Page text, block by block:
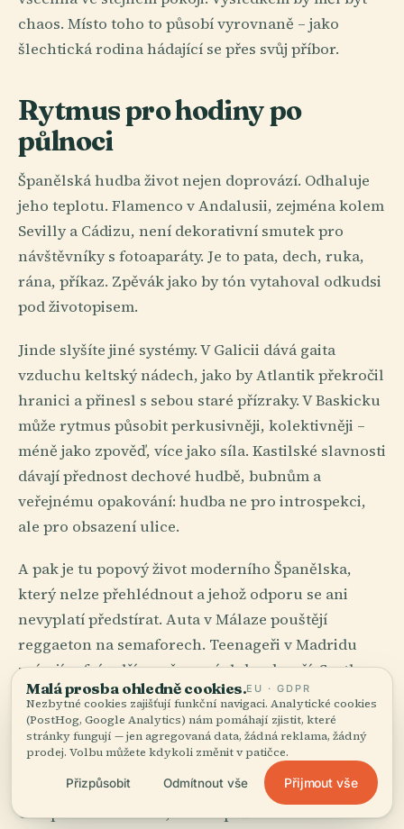
chaos. Místo toho to působí vyrovnaně – jako
šlechtická rodina hádající se přes svůj příbor.
Rytmus pro hodiny po
půlnoci
Španělská hudba život nejen doprovází. Odhaluje
jeho teplotu. Flamenco v Andalusii, zejména kolem
Sevilly a Cádizu, není dekorativní smutek pro
návštěvníky s fotoaparáty. Je to pata, dech, ruka,
rána, příkaz. Zpěvák jako by tón vytahoval odkudsi
pod životopisem.
Jinde slyšíte jiné systémy. V Galicii dává gaita
vzduchu keltský nádech, jako by Atlantik překročil
hranici a přinesl s sebou staré přízraky. V Baskicku
může rytmus působit perkusivněji, kolektivněji –
méně jako zpověď, více jako síla. Kastilské slavnosti
dávají přednost dechové hudbě, bubnům a
veřejnému opakování: hudba ne pro introspekci,
ale pro obsazení ulice.
A pak je tu popový život moderního Španělska,
který nelze přehlédnout a jehož odporu se ani
nevyplatí předstírat. Auta v Málaze pouštějí
reggaeton na semaforech. Teenageři v Madridu
zpívají refrén dřív, než první sloka skončí. Svatby
všude zdají být postaveny na principu, že jedna
píseň nikdy nestačí, pokud se mohou tři překrývat.
Hudba odhaluje národní pakt s intenzitou. Španělé
se nebojí emocí, jsou-li disciplinovány formou.
Compás ve flamencu, buben průvodu ve Svatém
Malá prosba ohledně cookies.EU · GDPR
Nezbytné cookies zajišťují funkční navigaci. Analytické cookies
(PostHog, Google Analytics) nám pomáhají zjistit, které
stránky fungují — jen agregovaná data, žádná reklama, žádný
prodej. Volbu můžete kdykoli změnit v patičce.
Přizpůsobit Odmítnout vše Přijmout vše